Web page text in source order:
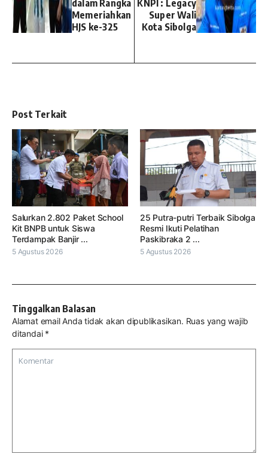
dalam Rangka
Memeriahkan
HJS ke-325
KNPI : Legacy
Super Wali
Kota Sibolga
Post Terkait
Salurkan 2.802 Paket School
Kit BNPB untuk Siswa
Terdampak Banjir ...
5 Agustus 2026
25 Putra-putri Terbaik Sibolga
Resmi Ikuti Pelatihan
Paskibraka 2 ...
5 Agustus 2026
Tinggalkan Balasan
Alamat email Anda tidak akan dipublikasikan. Ruas yang wajib
ditandai *